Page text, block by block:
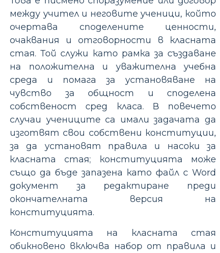
между учител и неговите ученици, който
очертава споделените ценности,
очаквания и отговорности в класната
стая. Той служи като рамка за създаване
на положителна и уважителна учебна
среда и помага за установяване на
чувство за общност и споделена
собственост сред класа. В повечето
случаи учениците са имали задачата да
изготвят свои собствени конституции,
за да установят правила и насоки за
класната стая; конституцията може
също да бъде запазена като файл с Word
документ за редактиране преди
окончателната версия на
конституцията.
Конституцията на класната стая
обикновено включва набор от правила и